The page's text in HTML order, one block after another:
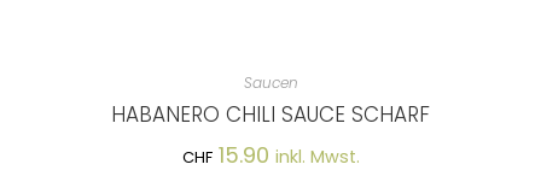
Saucen
HABANERO CHILI SAUCE SCHARF
CHF15.90 inkl. Mwst.